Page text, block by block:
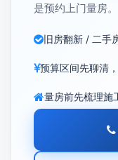
是预约上门量房。
旧房翻新 / 二手
预算区间先聊清
量房前先梳理施